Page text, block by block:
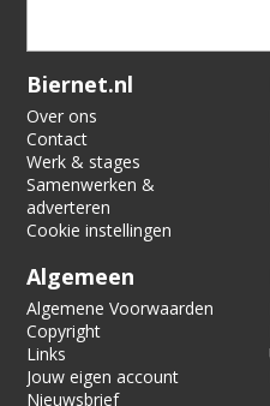
Verification code:
Biernet.nl
Over ons
Contact
Werk & stages
Samenwerken &
adverteren
Cookie instellingen
Algemeen
Algemene Voorwaarden
Copyright
Links
Jouw eigen account
Nieuwsbrief